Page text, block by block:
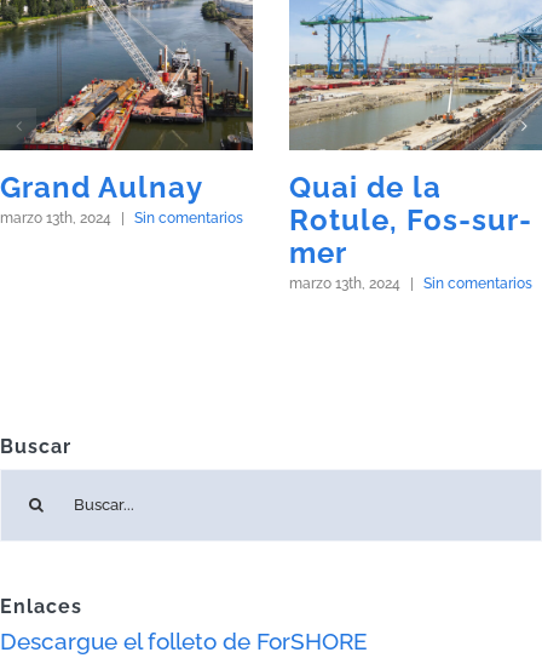
Grand Aulnay
marzo 13th, 2024 Sin comentarios
Quai de la
Rotule, Fos-sur-
mer
marzo 13th, 2024 Sin comentarios
Buscar
Enlaces
Descargue el folleto de ForSHORE